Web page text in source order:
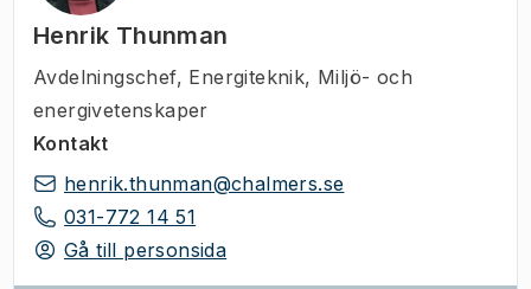
Henrik Thunman
Avdelningschef, Energiteknik, Miljö- och
energivetenskaper
Kontakt
henrik.thunman@chalmers.se
031-772 14 51
Gå till personsida